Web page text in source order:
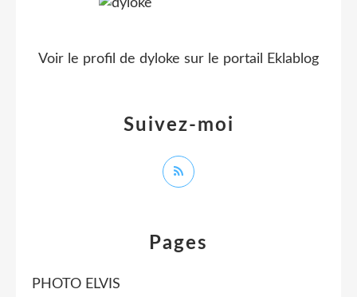
Pages
PHOTO ELVIS
Suivez-moi
Voir le profil de dyloke sur le portail Eklablog